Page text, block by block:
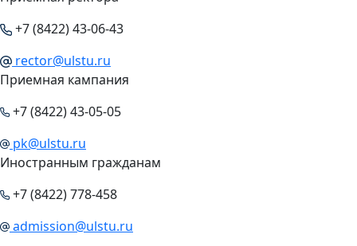
+7 (8422) 43-06-43
rector@ulstu.ru
Приемная кампания
+7 (8422) 43-05-05
pk@ulstu.ru
Иностранным гражданам
+7 (8422) 778-458
admission@ulstu.ru